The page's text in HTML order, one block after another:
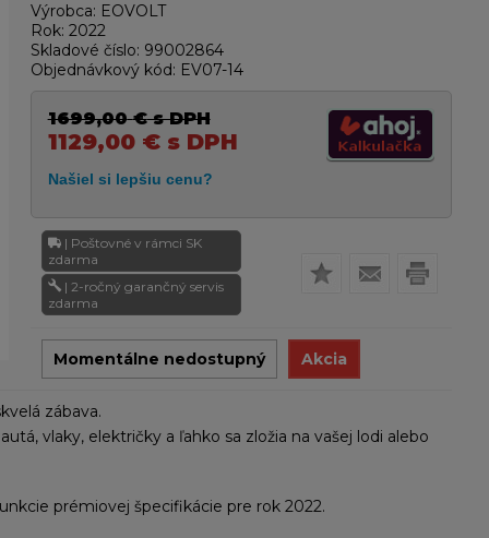
Výrobca: EOVOLT
Rok: 2022
Skladové číslo: 99002864
Objednávkový kód: EV07-14
1699,00 €s DPH
1129,00 €s DPH
| Poštovné v rámci SK
zdarma
| 2-ročný garančný servis
zdarma
Momentálne nedostupný Akcia
zábava.
vlaky, električky a ľahko sa zložia na vašej lodi alebo
prémiovej špecifikácie pre rok 2022.